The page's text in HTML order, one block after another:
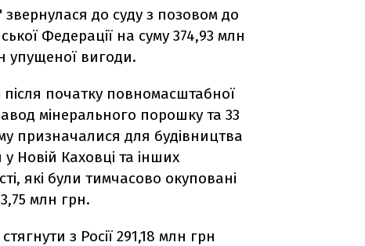
до суду з позовом до
Федерації на суму 374,93 млн
упущеної вигоди.
початку повномасштабної
мінерального порошку та 33
призначалися для будівництва
Новій Каховці та інших
які були тимчасово окуповані
млн грн.
з Росії 291,18 млн грн